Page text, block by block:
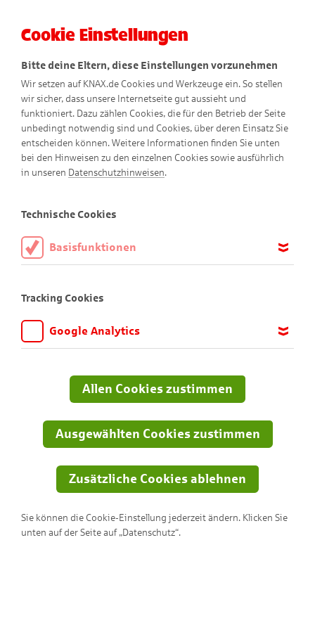
Freizeittipps
Erlebe viele tolle Dinge in der
Cookie Einstellungen
Bitte deine Eltern, diese Einstellungen vorzunehmen
Wir setzen auf KNAX.de Cookies und Werkzeuge ein. So stellen
wir sicher, dass unsere Internetseite gut aussieht und
funktioniert. Dazu zählen Cookies, die für den Betrieb der Seite
unbedingt notwendig sind und Cookies, über deren Einsatz Sie
entscheiden können. Weitere Informationen finden Sie unten
bei den Hinweisen zu den einzelnen Cookies sowie ausführlich
in unseren Datenschutzhinweisen.
Technische Cookies
Basisfunktionen
aktiviert sein.
Tracking Cookies
Google Analytics
anpassen und verbessern können. Aus diesem Grund nutzen wir
Google Analytics. Dieses Werkzeug erfasst die Seitenaufrufe zu
Übertragung anonymisiert.
Allen Cookies zustimmen
Ausgewählten Cookies zustimmen
Zusätzliche Cookies ablehnen
Sie können die Cookie-Einstellung jederzeit ändern. Klicken Sie
unten auf der Seite auf „Datenschutz“.